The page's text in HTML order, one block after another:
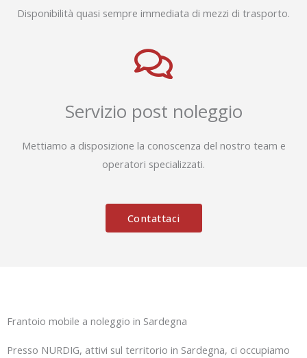
Disponibilità quasi sempre immediata di mezzi di trasporto.
Servizio post noleggio
Mettiamo a disposizione la conoscenza del nostro team e
operatori specializzati.
Contattaci
Frantoio mobile a noleggio in Sardegna
Presso NURDIG, attivi sul territorio in Sardegna, ci occupiamo